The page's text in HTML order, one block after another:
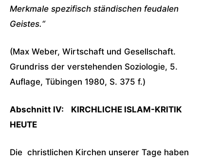
Merkmale spezifisch ständischen feudalen
Geistes.“
(Max Weber, Wirtschaft und Gesellschaft.
Grundriss der verstehenden Soziologie, 5.
Auflage, Tübingen 1980, S. 375 f.)
Abschnitt IV:
KIRCHLICHE ISLAM-KRITIK
HEUTE
Die christlichen Kirchen unserer Tage haben